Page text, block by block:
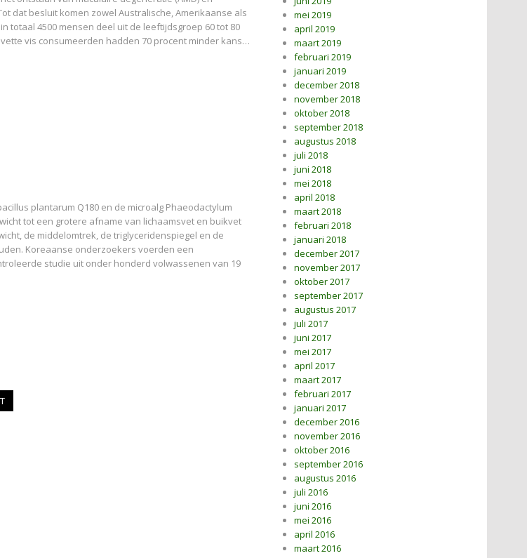
dat besluit komen zowel Australische, Amerikaanse als
totaal 4500 mensen deel uit de leeftijdsgroep 60 tot 80
vis consumeerden hadden 70 procent minder kans…
plantarum Q180 en de microalg Phaeodactylum
tot een grotere afname van lichaamsvet en buikvet
de middelomtrek, de triglyceridenspiegel en de
Koreaanse onderzoekers voerden een
studie uit onder honderd volwassenen van 19
mei 2019
april 2019
maart 2019
februari 2019
januari 2019
december 2018
november 2018
oktober 2018
september 2018
augustus 2018
juli 2018
juni 2018
mei 2018
april 2018
maart 2018
februari 2018
januari 2018
december 2017
november 2017
oktober 2017
september 2017
augustus 2017
juli 2017
juni 2017
mei 2017
april 2017
maart 2017
februari 2017
januari 2017
december 2016
november 2016
oktober 2016
september 2016
augustus 2016
juli 2016
juni 2016
mei 2016
april 2016
maart 2016